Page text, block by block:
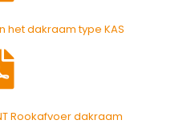
het dakraam type KAS
Rookafvoer dakraam